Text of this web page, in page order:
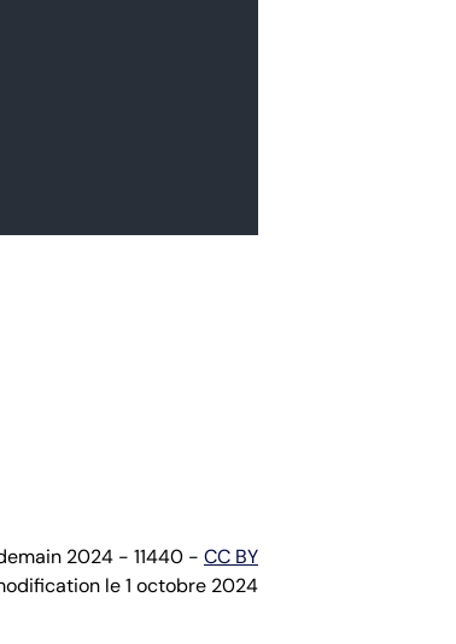
2024 - 11440 - CC BY
le 1 octobre 2024